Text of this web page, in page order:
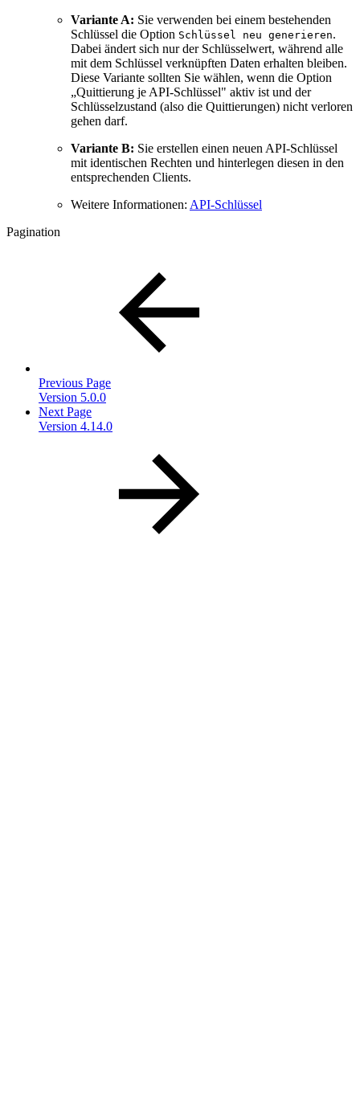
Variante A: Sie verwenden bei einem bestehenden
Schlüssel die Option Schlüssel neu generieren.
Dabei ändert sich nur der Schlüsselwert, während alle
mit dem Schlüssel verknüpften Daten erhalten bleiben.
Diese Variante sollten Sie wählen, wenn die Option
„Quittierung je API-Schlüssel" aktiv ist und der
Schlüsselzustand (also die Quittierungen) nicht verloren
gehen darf.
Variante B: Sie erstellen einen neuen API-Schlüssel
mit identischen Rechten und hinterlegen diesen in den
entsprechenden Clients.
Weitere Informationen: API-Schlüssel
Pagination
Previous Page
Version 5.0.0
Next Page
Version 4.14.0